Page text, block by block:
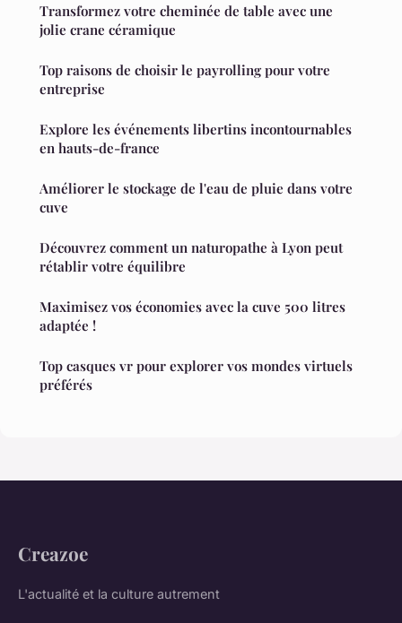
Transformez votre cheminée de table avec une
jolie crane céramique
Top raisons de choisir le payrolling pour votre
entreprise
Explore les événements libertins incontournables
en hauts-de-france
Améliorer le stockage de l'eau de pluie dans votre
cuve
Découvrez comment un naturopathe à Lyon peut
rétablir votre équilibre
Maximisez vos économies avec la cuve 500 litres
adaptée !
Top casques vr pour explorer vos mondes virtuels
préférés
Creazoe
L'actualité et la culture autrement